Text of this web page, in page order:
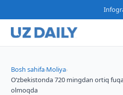
Bosh sahifa›Moliya›
O‘zbekistonda 720 mingdan ortiq
olmoqda